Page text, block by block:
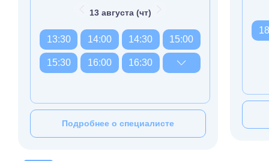
13 августа (чт)
13:30 14:00 14:30 15:00
15:30 16:00 16:30
Подробнее о специалисте